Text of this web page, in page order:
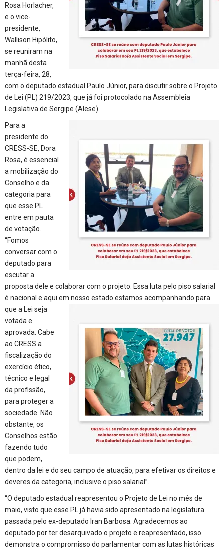
Rosa Horlacher,
e o vice-
presidente,
Wallison Hipólito,
se reuniram na
manhã desta
terça-feira, 28,
com o deputado estadual Paulo Júnior, para discutir sobre o Projeto
de Lei (PL) 219/2023, que já foi protocolado na Assembleia
Legislativa de Sergipe (Alese).
Para a
presidente do
CRESS-SE, Dora
Rosa, é essencial
a mobilização do
Conselho e da
categoria para
que esse PL
entre em pauta
de votação.
“Fomos
conversar com o
deputado para
escutar a
proposta dele e colaborar com o projeto. Essa luta pelo piso salarial
é nacional e aqui em nosso estado estamos acompanhando para
que a Lei seja
votada e
aprovada. Cabe
ao CRESS a
fiscalização do
exercício ético,
técnico e legal
da profissão,
para proteger a
sociedade. Não
obstante, os
Conselhos estão
fazendo tudo
que podem,
dentro da lei e do seu campo de atuação, para efetivar os direitos e
deveres da categoria, inclusive o piso salarial”.
“O deputado estadual reapresentou o Projeto de Lei no mês de
maio, visto que esse PL já havia sido apresentado na legislatura
passada pelo ex-deputado Iran Barbosa. Agradecemos ao
deputado por ter desarquivado o projeto e reapresentado, isso
demonstra o compromisso do parlamentar com as lutas históricas